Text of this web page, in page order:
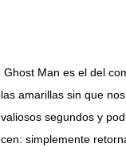
Man es el del
amarillas sin que
segundos y
simplemente